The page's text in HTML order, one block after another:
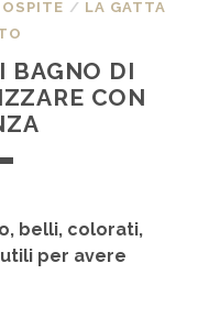
/ LA GATTA
BAGNO DI
CON
belli, colorati,
per avere